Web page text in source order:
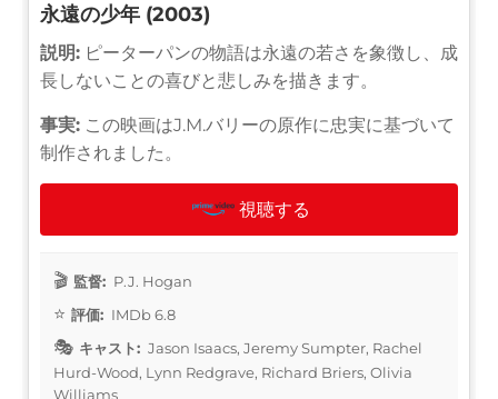
永遠の少年 (2003)
説明: ピーターパンの物語は永遠の若さを象徴し、成
長しないことの喜びと悲しみを描きます。
事実: この映画はJ.M.バリーの原作に忠実に基づいて
制作されました。
視聴する
監督: P.J. Hogan
評価: IMDb 6.8
キャスト: Jason Isaacs, Jeremy Sumpter, Rachel
Hurd-Wood, Lynn Redgrave, Richard Briers, Olivia
Williams